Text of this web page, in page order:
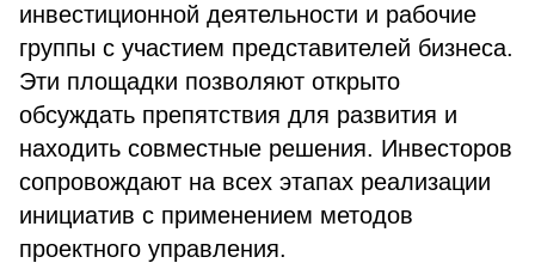
инвестиционной деятельности и рабочие
группы с участием представителей бизнеса.
Эти площадки позволяют открыто
обсуждать препятствия для развития и
находить совместные решения. Инвесторов
сопровождают на всех этапах реализации
инициатив с применением методов
проектного управления.